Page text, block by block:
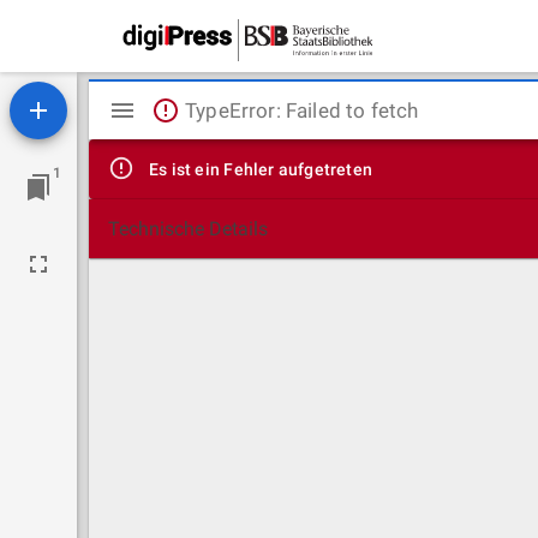
1
Mirador
Viewer
TypeError: Failed to fetch
Es ist ein Fehler aufgetreten
Technische Details